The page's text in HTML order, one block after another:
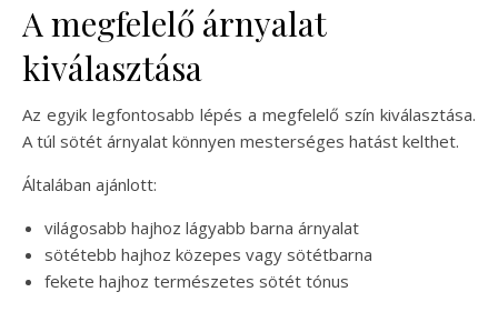
A megfelelő árnyalat
kiválasztása
Az egyik legfontosabb lépés a megfelelő szín kiválasztása.
A túl sötét árnyalat könnyen mesterséges hatást kelthet.
Általában ajánlott:
világosabb hajhoz lágyabb barna árnyalat
sötétebb hajhoz közepes vagy sötétbarna
fekete hajhoz természetes sötét tónus